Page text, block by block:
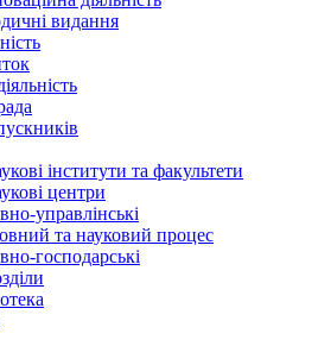
видання
інститути та факультети
центри
управлінські
та науковий процес
господарські